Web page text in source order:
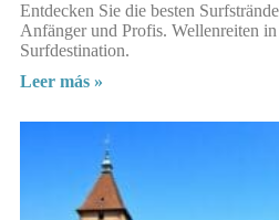
Entdecken Sie die besten
Anfänger und Profis. Wellenreiten
Surfdestination.
Leer más »